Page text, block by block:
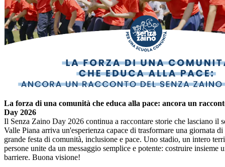
La forza di una comunità che educa alla pace: ancora un
Day 2026
Il Senza Zaino Day 2026 continua a raccontare storie che lasciano il
Valle Piana arriva un'esperienza capace di trasformare una giornata
grande festa di comunità, inclusione e pace. Uno stadio, un intero
persone unite da un messaggio semplice e potente: costruire insieme
barriere. Buona visione!